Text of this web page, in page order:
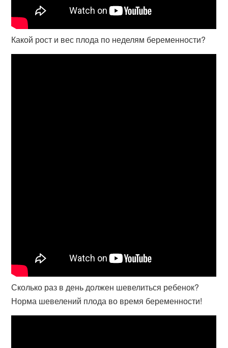
Какой рост и вес плода по неделям беременности?
Сколько раз в день должен шевелиться ребенок?
Норма шевелений плода во время беременности!